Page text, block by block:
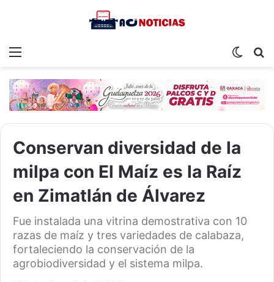
Menu
Switch
Conservan diversidad de la
milpa con El Maíz es la Raíz
en Zimatlán de Álvarez
Fue instalada una vitrina demostrativa con 10
razas de maíz y tres variedades de calabaza,
fortaleciendo la conservación de la
agrobiodiversidad y el sistema milpa.